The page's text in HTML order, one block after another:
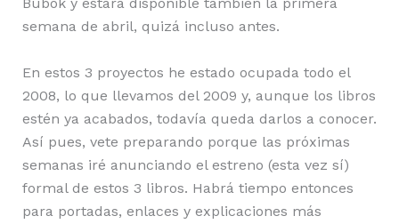
semana de abril, quizá incluso antes.
En estos 3 proyectos he estado ocupada todo el
2008, lo que llevamos del 2009 y, aunque los libros
estén ya acabados, todavía queda darlos a conocer.
Así pues, vete preparando porque las próximas
semanas iré anunciando el estreno (esta vez sí)
formal de estos 3 libros. Habrá tiempo entonces
para portadas, enlaces y explicaciones más